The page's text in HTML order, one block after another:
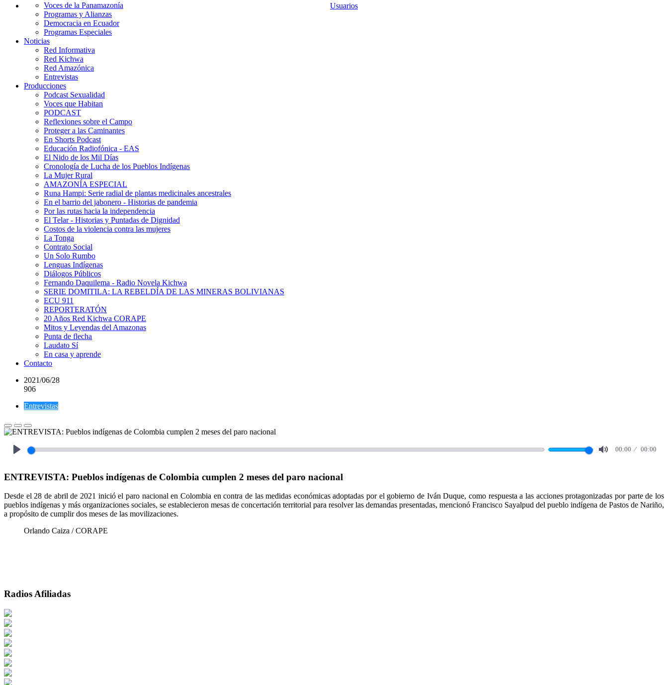
Usuarios
Voces de la Panamazonía
Programas y Alianzas
Democracia en Ecuador
Programas Especiales
Noticias
Red Informativa
Red Kichwa
Red Amazónica
Entrevistas
Producciones
Podcast Sexualidad
Voces que Habitan
PODCAST
Reflexiones sobre el Campo
Proteger a las Caminantes
En Shorts Podcast
Educación Radiofónica - EAS
El Nido de los Mil Días
Cronología de Lucha de los Pueblos Indígenas
La Mujer Rural
AMAZONÍA ESPECIAL
Runa Hampi: Serie radial de plantas medicinales ancestrales
En el barrio del jabonero - Historias de pandemia
Por las rutas hacia la independencia
El Telar - Historias y Puntadas de Dignidad
Costos de la violencia contra las mujeres
La Tonga
Contrato Social
Un Solo Rumbo
Lenguas Indígenas
Diálogos Públicos
Fernando Daquilema - Radio Novela Kichwa
SERIE DOMITILA: LA REBELDÍA DE LAS MINERAS BOLIVIANAS
ECU 911
REPORTERATÓN
20 Años Red Kichwa CORAPE
Mitos y Leyendas del Amazonas
Punta de flecha
Laudato Sí
En casa y aprende
Contacto
2021/06/28
906
Entrevistas
00:00 00:00
ENTREVISTA: Pueblos indígenas de Colombia cumplen 2 meses del paro nacional
Desde el 28 de abril de 2021 inició el paro nacional en Colombia en contra de las medidas económicas adoptadas por el gobierno de Iván Duque, como respuesta a las acciones protagonizadas por parte de los
pueblos indígenas y más organizaciones sociales, se establecieron mesas de concertación territorial para resolver las demandas presentadas, mencionó Francisco Sayalpud del pueblo indígena de Pastos de Nariño,
a propósito de cumplir dos meses de las movilizaciones.
Orlando Caiza / CORAPE
Radios Afiliadas